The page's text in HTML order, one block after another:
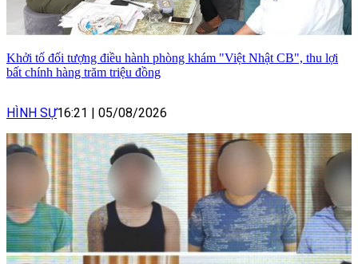
Khởi tố đối tượng điều hành phòng khám "Việt Nhật CB", thu lợi
bất chính hàng trăm triệu đồng
HÌNH SỰ16:21 | 05/08/2026